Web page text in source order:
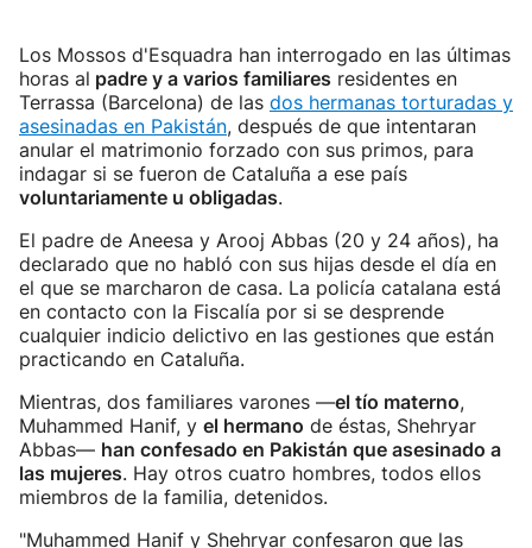
Los Mossos d'Esquadra han interrogado en las últimas
horas al padre y a varios familiares residentes en
Terrassa (Barcelona) de las dos hermanas torturadas y
asesinadas en Pakistán, después de que intentaran
anular el matrimonio forzado con sus primos, para
indagar si se fueron de Cataluña a ese país
voluntariamente u obligadas.
El padre de Aneesa y Arooj Abbas (20 y 24 años), ha
declarado que no habló con sus hijas desde el día en
el que se marcharon de casa. La policía catalana está
en contacto con la Fiscalía por si se desprende
cualquier indicio delictivo en las gestiones que están
practicando en Cataluña.
Mientras, dos familiares varones —el tío materno,
Muhammed Hanif, y el hermano de éstas, Shehryar
Abbas— han confesado en Pakistán que asesinado a
las mujeres. Hay otros cuatro hombres, todos ellos
miembros de la familia, detenidos.
"Muhammed Hanif y Shehryar confesaron que las